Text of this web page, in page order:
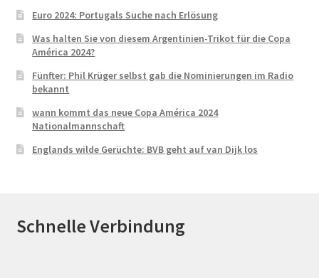
Euro 2024: Portugals Suche nach Erlösung
Was halten Sie von diesem Argentinien-Trikot für die Copa
América 2024?
Fünfter: Phil Krüger selbst gab die Nominierungen im Radio
bekannt
wann kommt das neue Copa América 2024
Nationalmannschaft
Englands wilde Gerüchte: BVB geht auf van Dijk los
Schnelle Verbindung